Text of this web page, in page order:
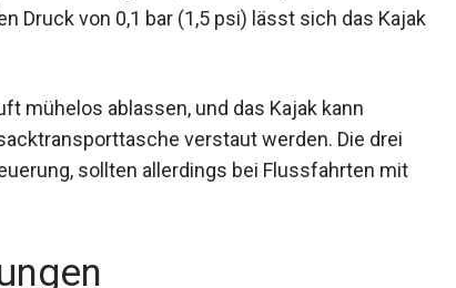
Druck von 0,1 bar (1,5 psi) lässt sich das Kajak
mühelos ablassen, und das Kajak kann
verstaut werden. Die drei
sollten allerdings bei Flussfahrten mit